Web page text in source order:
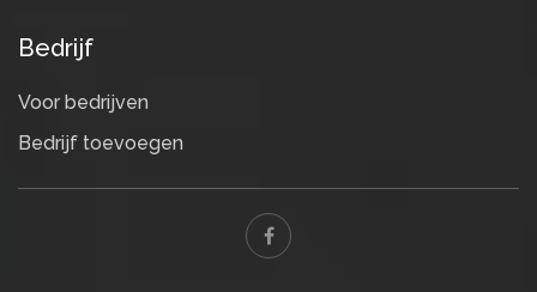
Bedrijf
Voor bedrijven
Bedrijf toevoegen